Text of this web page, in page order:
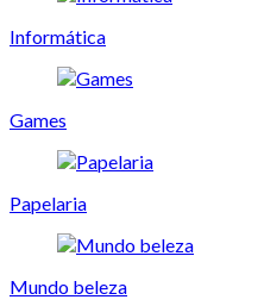
Informática
Games
Papelaria
Mundo beleza